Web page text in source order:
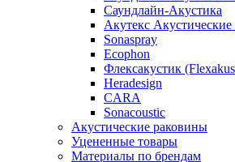
Саундлайн-Акустика
Акутекс Акустические
Sonaspray
Ecophon
Флексакустик
Heradesign
CARA
Sonacoustic
Акустические раковины
Уцененные товары
Материалы по брендам